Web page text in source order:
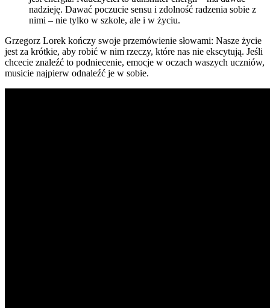
nadzieję. Dawać poczucie sensu i zdolność radzenia sobie z
nimi – nie tylko w szkole, ale i w życiu.
Grzegorz Lorek kończy swoje przemówienie słowami: Nasze życie
jest za krótkie, aby robić w nim rzeczy, które nas nie ekscytują. Jeśli
chcecie znaleźć to podniecenie, emocje w oczach waszych uczniów,
musicie najpierw odnaleźć je w sobie.